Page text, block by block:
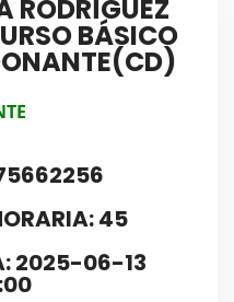
RODRÍGUEZ
BÁSICO
45
2025-06-13